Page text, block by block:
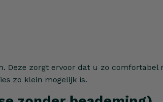
Deze zorgt ervoor dat u zo
zo klein mogelijk is.